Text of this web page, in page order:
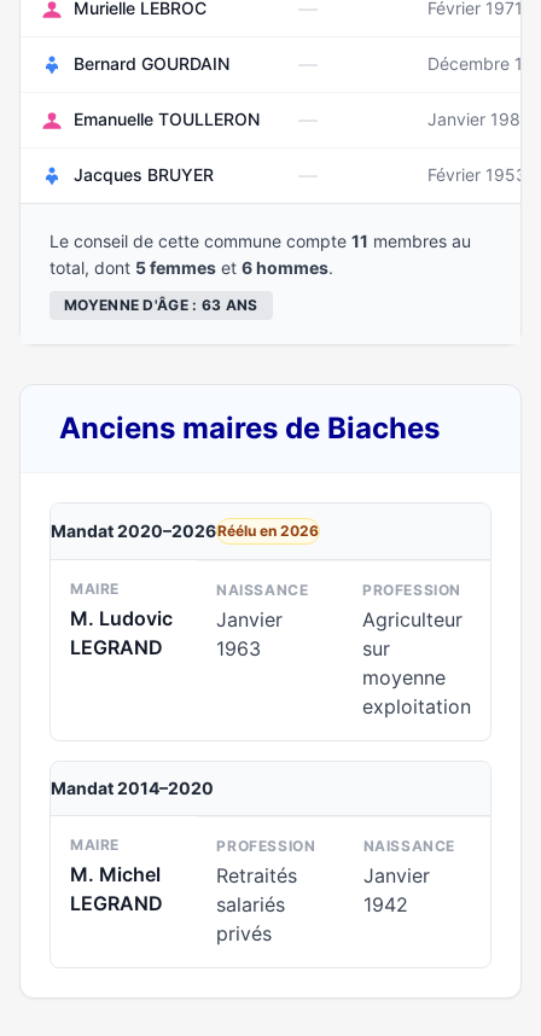
Murielle LEBROC — Février 1971
Bernard GOURDAIN — Décembre
Emanuelle TOULLERON — Janvier 1985
Jacques BRUYER — Février 1953
Le conseil de cette commune compte 11 membres au
total, dont 5 femmes et 6 hommes.
MOYENNE D'ÂGE : 63 ANS
Anciens maires de Biaches
Mandat 2020–2026Réélu en 2026
MAIRE
M. Ludovic
LEGRAND
NAISSANCE
Janvier
1963
PROFESSION
Agriculteur
sur
moyenne
exploitation
Mandat 2014–2020
MAIRE
M. Michel
LEGRAND
PROFESSION
Retraités
salariés
privés
NAISSANCE
Janvier
1942